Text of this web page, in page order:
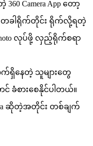
Camera App တော့
တခါရိုက်တိုင်း ရိုက်လို့ရတဲ့
Photo လုပ်ဖို့ လှည့်ရိုက်စရာ
ာက်ရှိနေတဲ့ သူများတွေ
ခံစားစေနိုင်ပါတယ်။
ဆိုတဲ့အတိုင်း တစ်ချက်